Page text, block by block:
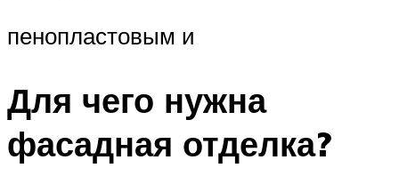
пенопластовым и
Для чего нужна
фасадная отделка?